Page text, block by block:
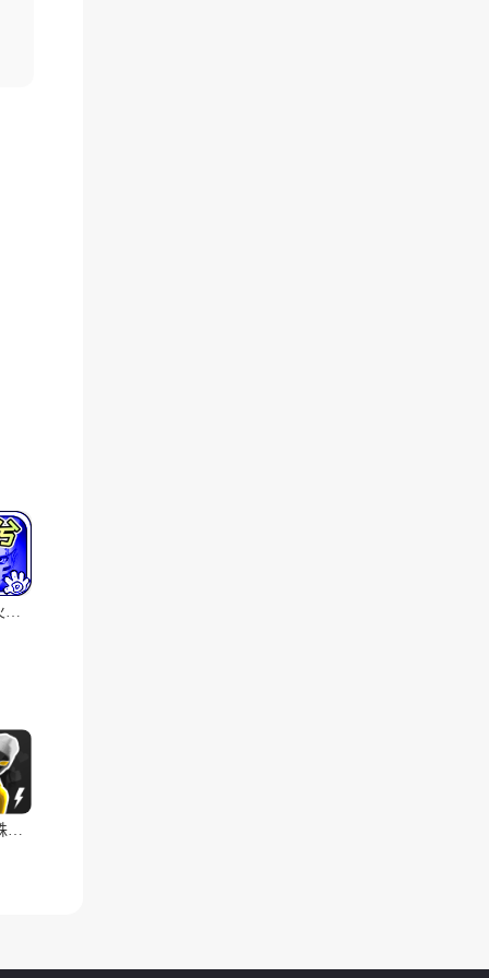
死神vs火影雨兮改经典版
融合蜘蛛侠汉化版(辅助菜单)